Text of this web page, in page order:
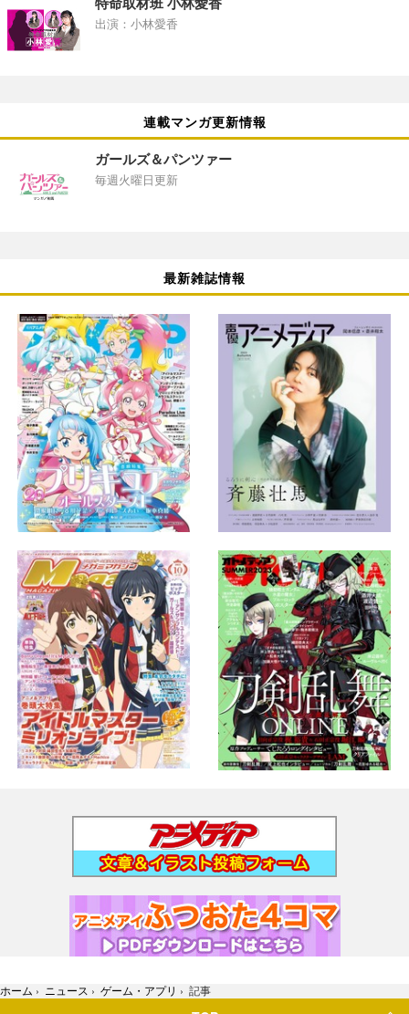
特命取材班 小林愛香
出演：小林愛香
連載マンガ更新情報
ガールズ＆パンツァー
毎週火曜日更新
最新雑誌情報
ホーム › ニュース › ゲーム・アプリ › 記事